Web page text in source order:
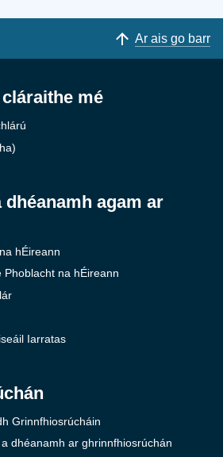
Ar ais go barr
mé
dhéanamh agam ar
hÉireann
Phoblacht na hÉireann
Iarratas
Grinnfhiosrúcháin
dhéanamh ar ghrinnfhiosrúchán